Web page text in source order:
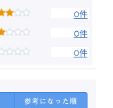
0件
0件
0件
参考になった順